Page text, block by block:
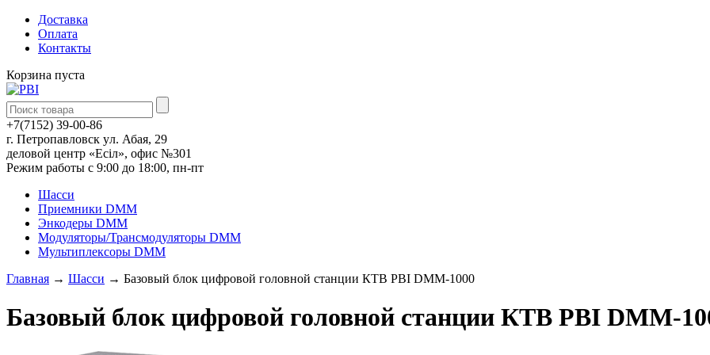
Доставка
Оплата
Контакты
Корзина пуста
+7(7152) 39-00-86
г. Петропавловск yл. Абая, 29
деловой центр «Есiл», офис №301
Режим работы с 9:00 до 18:00, пн-пт
Шасси
Приемники DMM
Энкодеры DMM
Модуляторы/Трансмодуляторы DMM
Мультиплексоры DMM
Главная → Шасси → Базовый блок цифровой головной станции КТВ PBI DMM-1000
Базовый блок цифровой головной станции КТВ PBI DMM-